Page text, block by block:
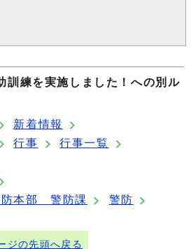
訓練を実施しました！への別ル
新着情報
行事
行事一覧
本部 警防課 警防
ジの先頭へ戻る